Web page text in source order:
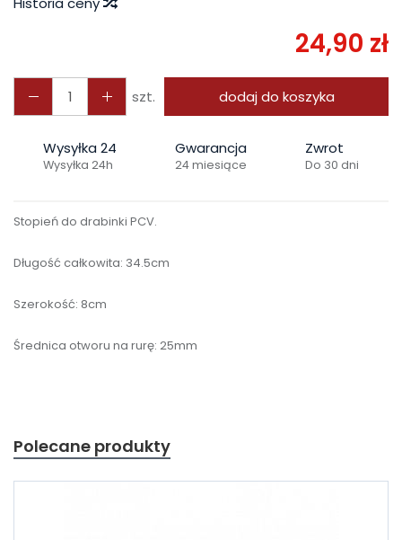
24,90 zł
szt. dodaj do koszyka
Wysyłka 24
Wysyłka 24h
Gwarancja
24 miesiące
Zwrot
Do 30 dni
Stopień do drabinki PCV.
Długość całkowita: 34.5cm
Szerokość: 8cm
Średnica otworu na rurę: 25mm
Polecane produkty